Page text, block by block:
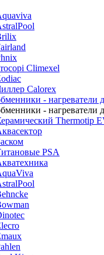
Climexel
Calorex
- нагреватели
- нагреватели
Thermotip
PSA